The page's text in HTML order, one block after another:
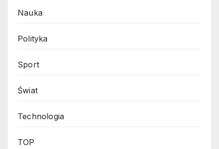
Nauka
Polityka
Sport
Świat
Technologia
TOP